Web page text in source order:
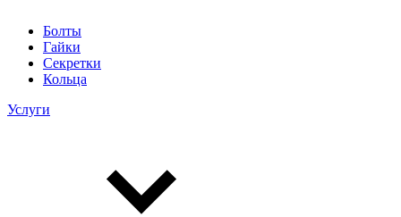
Болты
Гайки
Секретки
Кольца
Услуги